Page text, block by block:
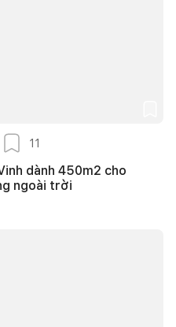
11
dành 450m2 cho
ngoài trời